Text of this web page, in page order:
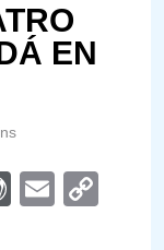
EN
Email